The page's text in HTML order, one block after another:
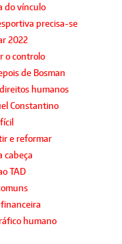
do vínculo
precisa-se
2022
o controlo
de Bosman
humanos
Constantino
e reformar
cabeça
TAD
humano